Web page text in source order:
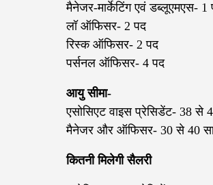
मैनेजर-मार्केटिंग एवं डब्लूएमएस- 1
लॉ ऑफिसर- 2 पद
रिस्क ऑफिसर- 2 पद
पर्सनल ऑफिसर- 4 पद
आयु सीमा-
एसोसिएट वाइस प्रेसिडेंट- 38 से
मैनेजर और ऑफिसर- 30 से 40
कितनी मिलेगी सैलरी